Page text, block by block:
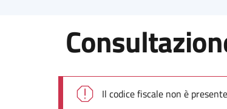
Il codice fiscale non è